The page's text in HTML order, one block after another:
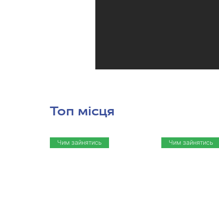
Топ місця
Чим зайнятись Чим зайнятись